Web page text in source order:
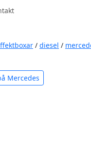
/ diesel /
Mercedes